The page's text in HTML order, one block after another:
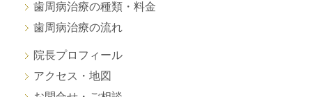
歯周病治療の種類・料金
歯周病治療の流れ
院長プロフィール
アクセス・地図